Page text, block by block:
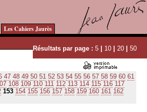
Les Cahiers Jaurès
Résultats par page : 5 | 10 | 20 | 50
47 48 49 50 51 52 53 54 55 56 57 58 59 60 61
108 109 110 111 112 113 114 115 116 117
153 154 155 156 157 158 159 160 161 162